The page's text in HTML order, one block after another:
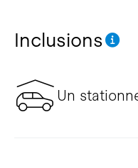
Inclusions
Un